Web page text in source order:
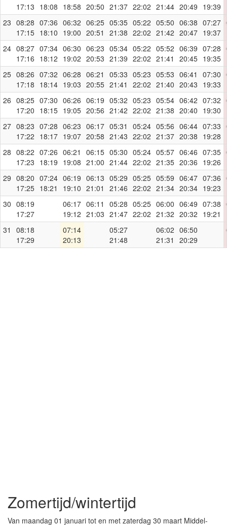
17:13 18:08 18:58 20:50 21:37 22:02 21:44 20:49 19:39
23 08:28
17:15
07:36
18:10
06:32
19:00
06:25
20:51
05:35
21:38
05:22
22:02
05:50
21:42
06:38
20:47
07:27
19:37
24 08:27
17:16
07:34
18:12
06:30
19:02
06:23
20:53
05:34
21:39
05:22
22:02
05:52
21:41
06:39
20:45
07:28
19:35
25 08:26
17:18
07:32
18:14
06:28
19:03
06:21
20:55
05:33
21:41
05:23
22:02
05:53
21:40
06:41
20:43
07:30
19:33
26 08:25
17:20
07:30
18:15
06:26
19:05
06:19
20:56
05:32
21:42
05:23
22:02
05:54
21:38
06:42
20:40
07:32
19:30
27 08:23
17:22
07:28
18:17
06:23
19:07
06:17
20:58
05:31
21:43
05:24
22:02
05:56
21:37
06:44
20:38
07:33
19:28
28 08:22
17:23
07:26
18:19
06:21
19:08
06:15
21:00
05:30
21:44
05:24
22:02
05:57
21:35
06:46
20:36
07:35
19:26
29 08:20
17:25
07:24
18:21
06:19
19:10
06:13
21:01
05:29
21:46
05:25
22:02
05:59
21:34
06:47
20:34
07:36
19:23
30 08:19
17:27
06:17
19:12
06:11
21:03
05:28
21:47
05:25
22:02
06:00
21:32
06:49
20:32
07:38
19:21
31
08:18
17:29
07:14
20:13
05:27
21:48
06:02
21:31
06:50
20:29
Zomertijd/wintertijd
Van maandag 01 januari tot en met zaterdag 30 maart Middel-